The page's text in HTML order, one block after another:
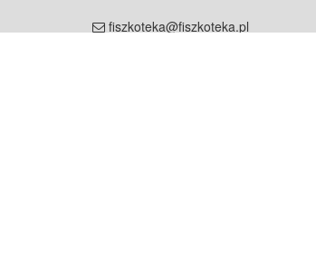
fiszkoteka@fiszkoteka.pl